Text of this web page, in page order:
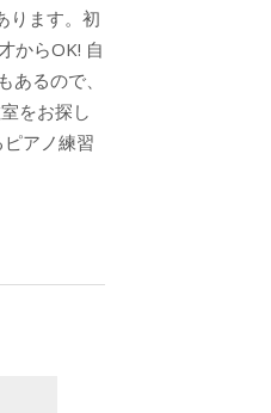
ります。初
からOK! 自
るので、
をお探し
アノ練習